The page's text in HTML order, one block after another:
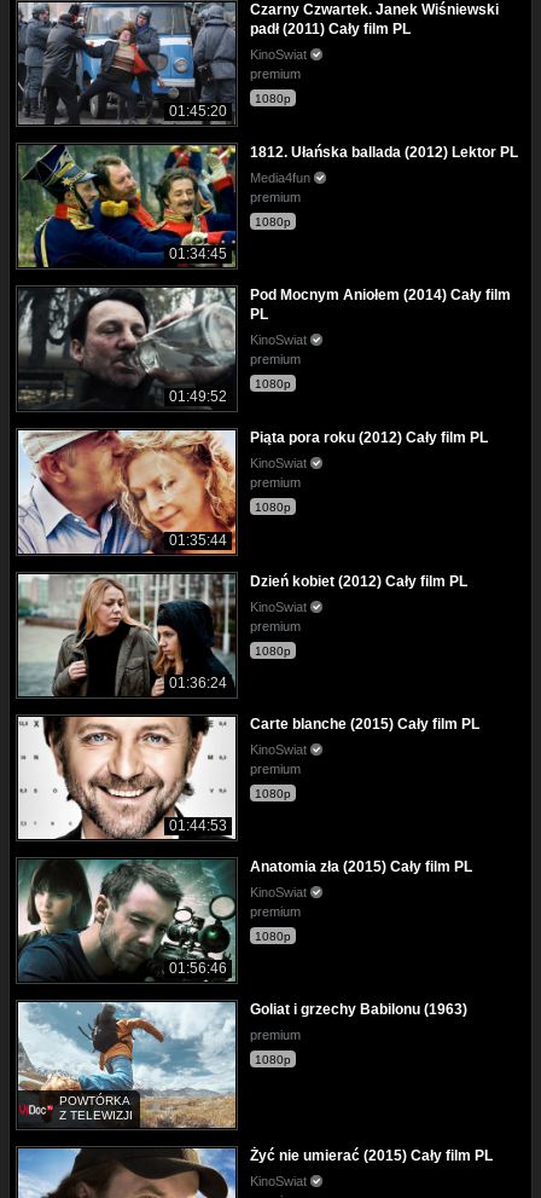
01:45:20
Czarny Czwartek. Janek Wiśniewski
padł (2011) Cały film PL
KinoSwiat
premium
1080p
01:34:45
1812. Ułańska ballada (2012) Lektor PL
Media4fun
premium
1080p
01:49:52
Pod Mocnym Aniołem (2014) Cały film
PL
KinoSwiat
premium
1080p
01:35:44
Piąta pora roku (2012) Cały film PL
KinoSwiat
premium
1080p
01:36:24
Dzień kobiet (2012) Cały film PL
KinoSwiat
premium
1080p
01:44:53
Carte blanche (2015) Cały film PL
KinoSwiat
premium
1080p
01:56:46
Anatomia zła (2015) Cały film PL
KinoSwiat
premium
1080p
POWTÓRKA
Z TELEWIZJI
Goliat i grzechy Babilonu (1963)
premium
1080p
Żyć nie umierać (2015) Cały film PL
KinoSwiat